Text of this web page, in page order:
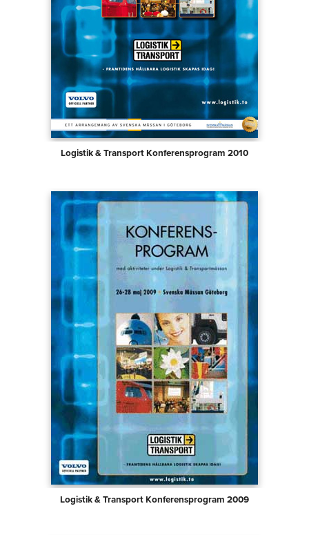
Logistik & Transport Konferensprogram 2010
Logistik & Transport Konferensprogram 2009